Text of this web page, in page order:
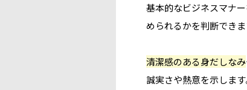
基本的なビジネスマナ
められるかを判断できま
清潔感のある身だしなみ
誠実さや熱意を示しま